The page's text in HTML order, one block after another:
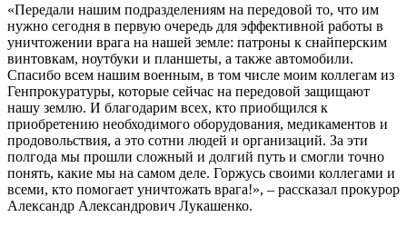
«Передали нашим подразделениям на передовой то, что им
нужно сегодня в первую очередь для эффективной работы в
уничтожении врага на нашей земле: патроны к снайперским
винтовкам, ноутбуки и планшеты, а также автомобили.
Спасибо всем нашим военным, в том числе моим коллегам из
Генпрокуратуры, которые сейчас на передовой защищают
нашу землю. И благодарим всех, кто приобщился к
приобретению необходимого оборудования, медикаментов и
продовольствия, а это сотни людей и организаций. За эти
полгода мы прошли сложный и долгий путь и смогли точно
понять, какие мы на самом деле. Горжусь своими коллегами и
всеми, кто помогает уничтожать врага!», – рассказал прокурор
Александр Александрович Лукашенко.